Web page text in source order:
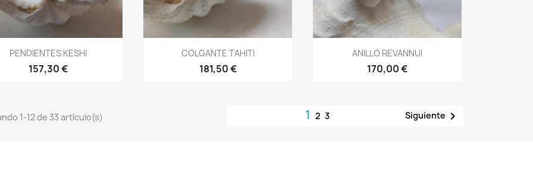
Vista rápida
PENDIENTES KESHI
157,30 €
Vista rápida
COLGANTE TAHITI
181,50 €
Vista rápida
ANILLO REVANNUI
170,00 €
1-12 de 33 artículo(s) 1 2 3 Siguiente 